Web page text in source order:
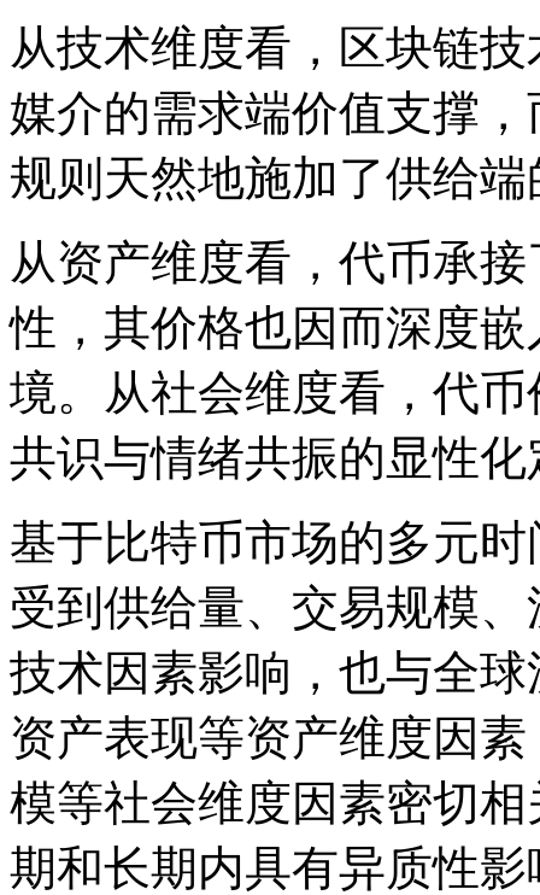
从技术维度看，区块链
媒介的需求端价值支撑
规则天然地施加了供给
从资产维度看，代币承
性，其价格也因而深度
境。从社会维度看，代
共识与情绪共振的显性化
基于比特币市场的多元
受到供给量、交易规模
技术因素影响，也与全
资产表现等资产维度因
模等社会维度因素密切
期和长期内具有异质性